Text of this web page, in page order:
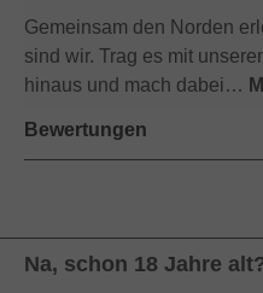
Gemeinsam den Norden
sind wir. Trag es mit
hinaus und mach dabei…
Bewertungen
Na, schon 18 Jahre